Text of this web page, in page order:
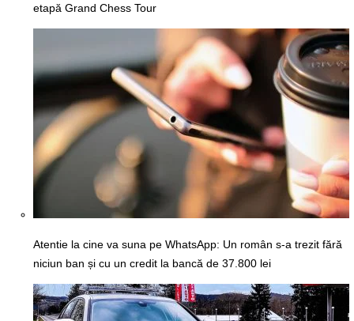
etapă Grand Chess Tour
Atentie la cine va suna pe WhatsApp: Un român s-a trezit fără
niciun ban și cu un credit la bancă de 37.800 lei